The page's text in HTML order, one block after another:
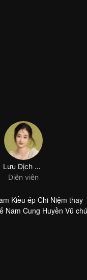
Lưu Dịch Linh
Diễn viên
Kiều ép Chi Niệm thay
sức cùng phá giải tình thế